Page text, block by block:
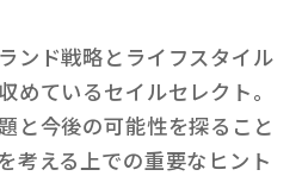
ンド戦略とライフスタイル
めているセイルセレクト。
と今後の可能性を探ること
考える上での重要なヒント